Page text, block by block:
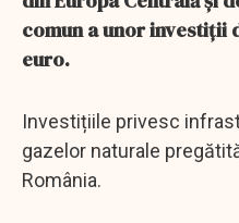
comun a unor investiţii
euro.
Investițiile privesc
gazelor naturale
România.